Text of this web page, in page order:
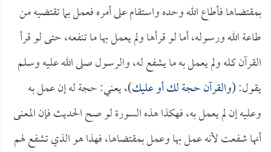
بمقتضاها فأطاع الله وحده واستقام على أمره فعمل بما تقتضيه من
طاعة الله ورسوله، أما لو قرأها ولم يعمل بها ما تنفعه، حتى لو قرأ
القرآن كله ولم يعمل به ما يشفع له، والرسول صلى الله عليه وسلم
يقول: (والقرآن حجة لك أو عليك)، يعني: حجة له إن عمل به
وعليه إن لم يعمل به، فهكذا هذه السورة لو صح الحديث فإن المعنى
أنها شفعت لأنه عمل بها وعمل بمقتضاها، فهذا هو الذي تشفع لهم